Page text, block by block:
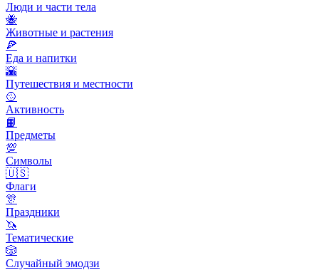
Люди и части тела
🐝
Животные и растения
🍕
Еда и напитки
🌇
Путешествия и местности
🥎
Активность
📙
Предметы
💯
Символы
🇺🇸
Флаги
🎊
Праздники
🦄
Тематические
🎲
Случайный эмодзи